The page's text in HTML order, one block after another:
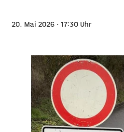
20. Mai 2026 · 17:30 Uhr